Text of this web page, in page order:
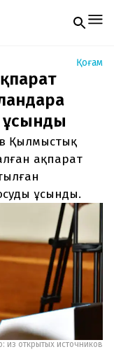
email
Қоғам
Қылмыстық
ақпарат
ұсынды.
из открытых источников